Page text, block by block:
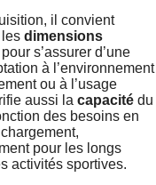
il convient
les dimensions
s’assurer d’une
à l’environnement
ou à l’usage
aussi la capacité du
des besoins en
pour les longs
activités sportives.